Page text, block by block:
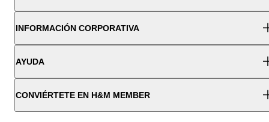
INFORMACIÓN CORPORATIVA
AYUDA
CONVIÉRTETE EN H&M MEMBER